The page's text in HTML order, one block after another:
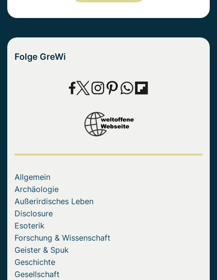
Folge GreWi
Allgemein
Archäologie
Außerirdisches Leben
Disclosure
Esoterik
Forschung & Wissenschaft
Geister & Spuk
Geschichte
Gesellschaft